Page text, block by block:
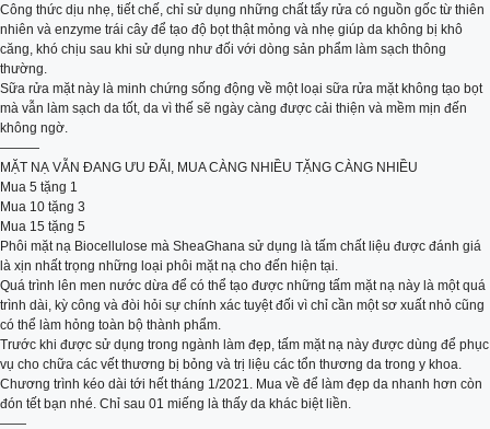
Công thức dịu nhẹ, tiết chế, chỉ sử dụng những chất tẩy rửa có nguồn gốc từ thiên
nhiên và enzyme trái cây để tạo độ bọt thật mỏng và nhẹ giúp da không bị khô
căng, khó chịu sau khi sử dụng như đối với dòng sản phẩm làm sạch thông
thường.
Sữa rửa mặt này là minh chứng sống động về một loại sữa rửa mặt không tạo bọt
mà vẫn làm sạch da tốt, da vì thế sẽ ngày càng được cải thiện và mềm mịn đến
không ngờ.
———
MẶT NẠ VẪN ĐANG ƯU ĐÃI, MUA CÀNG NHIỀU TẶNG CÀNG NHIỀU
Mua 5 tặng 1
Mua 10 tặng 3
Mua 15 tặng 5
Phôi mặt nạ Biocellulose mà SheaGhana sử dụng là tấm chất liệu được đánh giá
là xịn nhất trọng những loại phôi mặt nạ cho đến hiện tại.
Quá trình lên men nước dừa để có thể tạo được những tấm mặt nạ này là một quá
trình dài, kỳ công và đòi hỏi sự chính xác tuyệt đối vì chỉ cần một sơ xuất nhỏ cũng
có thể làm hỏng toàn bộ thành phẩm.
Trước khi được sử dụng trong ngành làm đẹp, tấm mặt nạ này được dùng để phục
vụ cho chữa các vết thương bị bỏng và trị liệu các tổn thương da trong y khoa.
Chương trình kéo dài tới hết tháng 1/2021. Mua về để làm đẹp da nhanh hơn còn
đón tết bạn nhé. Chỉ sau 01 miếng là thấy da khác biệt liền.
——